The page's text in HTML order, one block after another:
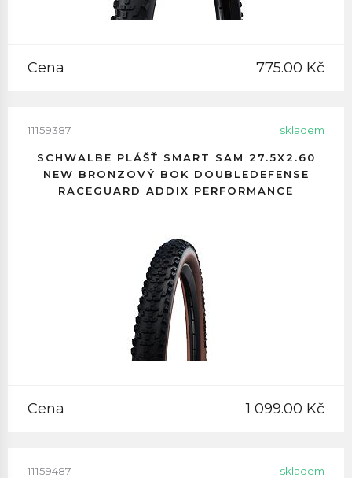
Cena 775.00 Kč
11159387 skladem
SCHWALBE PLÁŠŤ SMART SAM 27.5X2.60
NEW BRONZOVÝ BOK DOUBLEDEFENSE
RACEGUARD ADDIX PERFORMANCE
Cena 1 099.00 Kč
11159487 skladem